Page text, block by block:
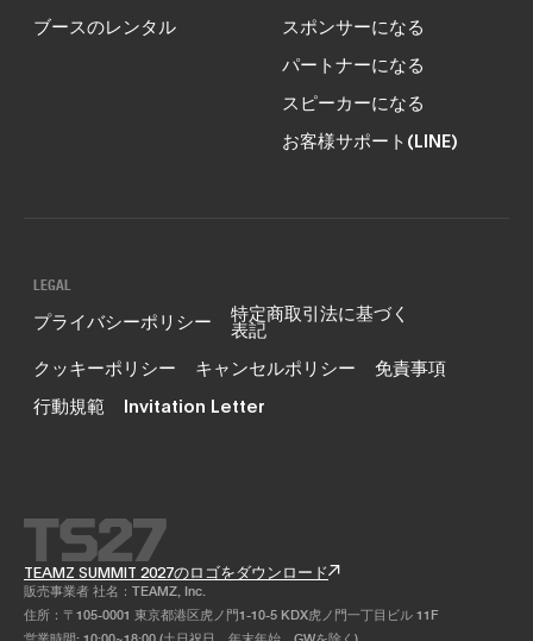
ブースのレンタル
スポンサーになる
パートナーになる
スピーカーになる
お客様サポート(LINE)
LEGAL
プライバシーポリシー 特定商取引法に基づく
表記
クッキーポリシー
キャンセルポリシー
免責事項
行動規範
Invitation Letter
TEAMZ SUMMIT 2027のロゴをダウンロード
販売事業者 社名：TEAMZ, Inc.
住所：〒105-0001 東京都港区虎ノ門1-10-5 KDX虎ノ門一丁目ビル 11F